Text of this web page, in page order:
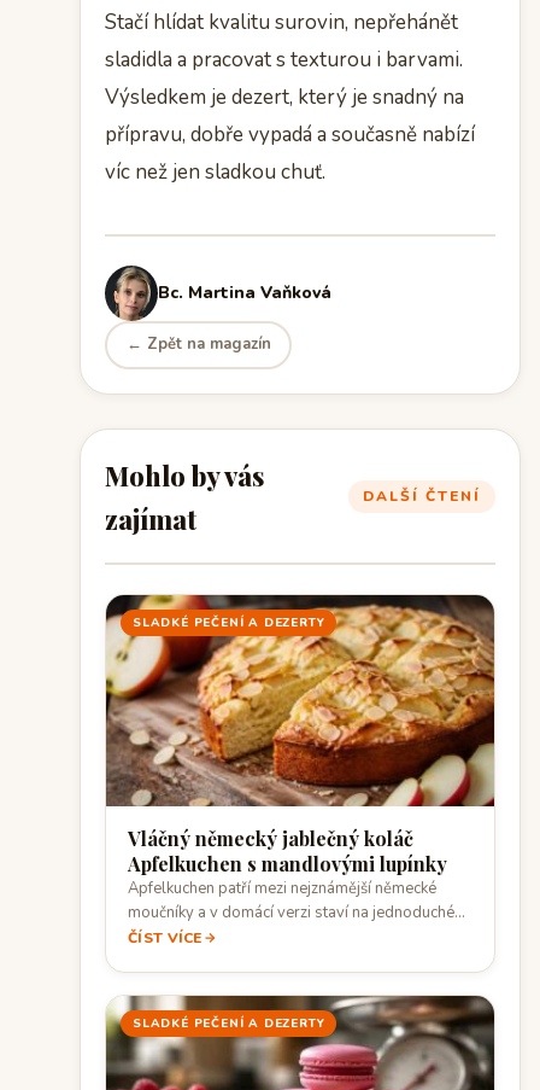
Stačí hlídat kvalitu surovin, nepřehánět
sladidla a pracovat s texturou i barvami.
Výsledkem je dezert, který je snadný na
přípravu, dobře vypadá a současně nabízí
víc než jen sladkou chuť.
Bc. Martina Vaňková
← Zpět na magazín
Mohlo by vás
zajímat
DALŠÍ ČTENÍ
SLADKÉ PEČENÍ A DEZERTY
Vláčný německý jablečný koláč
Apfelkuchen s mandlovými lupínky
Apfelkuchen patří mezi nejznámější německé
moučníky a v domácí verzi staví na jednoduchém
těstu,…
ČÍST VÍCE
SLADKÉ PEČENÍ A DEZERTY